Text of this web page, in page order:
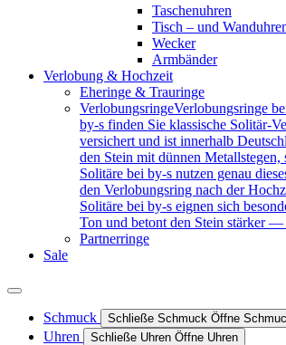
Taschenuhren
Tisch – und
Wecker
Armbänder
Verlobung & Hochzeit
Eheringe & Trauringe
VerlobungsringeVerlobungsringe
by-s finden Sie klassische Solitär-
versichert und ist innerhalb
den Stein mit dünnen
Solitäre bei by-s nutzen genau
den Verlobungsring nach der
Solitäre bei by-s eignen sich
Ton und betont den Stein stärker
Partnerringe
Sale
Schmuck Schließe Schmuck Öffne
Uhren Schließe Uhren Öffne Uhren